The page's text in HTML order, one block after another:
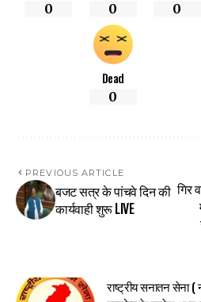
0 0 0
Dead
0
PREVIOUS ARTICLE
बजट सत्र के पांचवे दिन की
कार्यवाही शुरू LIVE
गिर
राष्ट्रीय सनातन सेना (